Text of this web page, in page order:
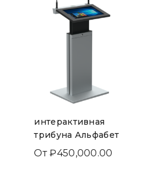
интерактивная
трибуна Альфабет
От₽450,000.00